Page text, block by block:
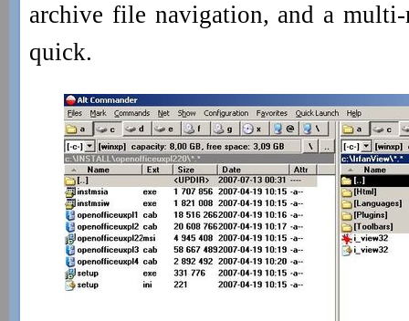
archive file navigation, and a
quick.